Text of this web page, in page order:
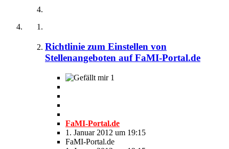
Richtlinie zum Einstellen von
Stellenangeboten auf FaMI-Portal.de
1
FaMI-Portal.de
1. Januar 2012 um 19:15
FaMI-Portal.de